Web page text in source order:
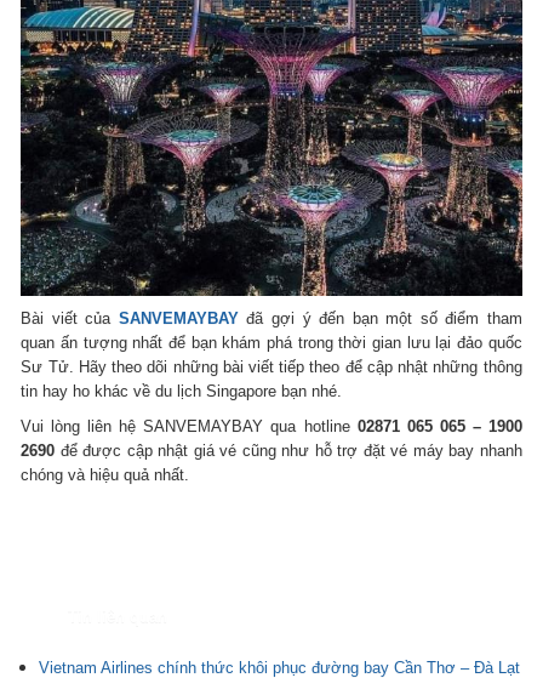
Bài viết của SANVEMAYBAYđã gợi ý đến bạn một số điểm tham
quan ấn tượng nhất để bạn khám phá trong thời gian lưu lại đảo quốc
Sư Tử. Hãy theo dõi những bài viết tiếp theo để cập nhật những thông
tin hay ho khác về du lịch Singapore bạn nhé.
Vui lòng liên hệ SANVEMAYBAY qua hotline 02871 065 065 – 1900
2690 để được cập nhật giá vé cũng như hỗ trợ đặt vé máy bay nhanh
chóng và hiệu quả nhất.
Vietnam Airlines chính thức khôi phục đường bay Cần Thơ – Đà Lạt